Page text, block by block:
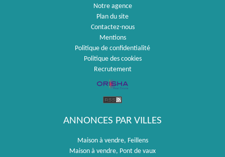
Notre agence
Plan du site
Contactez-nous
Mentions
Politique de confidentialité
Politique des cookies
Recrutement
ANNONCES PAR VILLES
Maison à vendre, Feillens
Maison à vendre, Pont de vaux